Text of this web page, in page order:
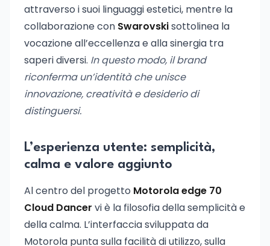
attraverso i suoi linguaggi estetici, mentre la
collaborazione con Swarovskisottolinea la
vocazione all’eccellenza e alla sinergia tra
saperi diversi. In questo modo, il brand
riconferma un’identità che unisce
innovazione, creatività e desiderio di
distinguersi.
L’esperienza utente: semplicità,
calma e valore aggiunto
Al centro del progetto Motorola edge 70
Cloud Dancer vi è la filosofia della semplicità e
della calma. L’interfaccia sviluppata da
Motorola punta sulla facilità di utilizzo, sulla